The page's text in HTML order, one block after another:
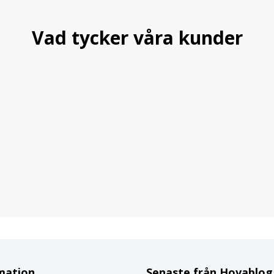
Vad tycker våra kunder